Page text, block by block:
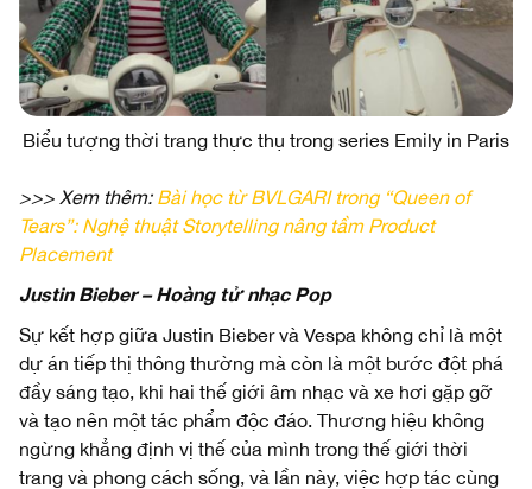
Biểu tượng thời trang thực thụ trong series Emily in Paris
>>> Xem thêm: Bài học từ BVLGARI trong “Queen of
Tears”: Nghệ thuật Storytelling nâng tầm Product
Placement
Justin Bieber – Hoàng tử nhạc Pop
Sự kết hợp giữa Justin Bieber và Vespa không chỉ là một
dự án tiếp thị thông thường mà còn là một bước đột phá
đầy sáng tạo, khi hai thế giới âm nhạc và xe hơi gặp gỡ
và tạo nên một tác phẩm độc đáo. Thương hiệu không
ngừng khẳng định vị thế của mình trong thế giới thời
trang và phong cách sống, và lần này, việc hợp tác cùng